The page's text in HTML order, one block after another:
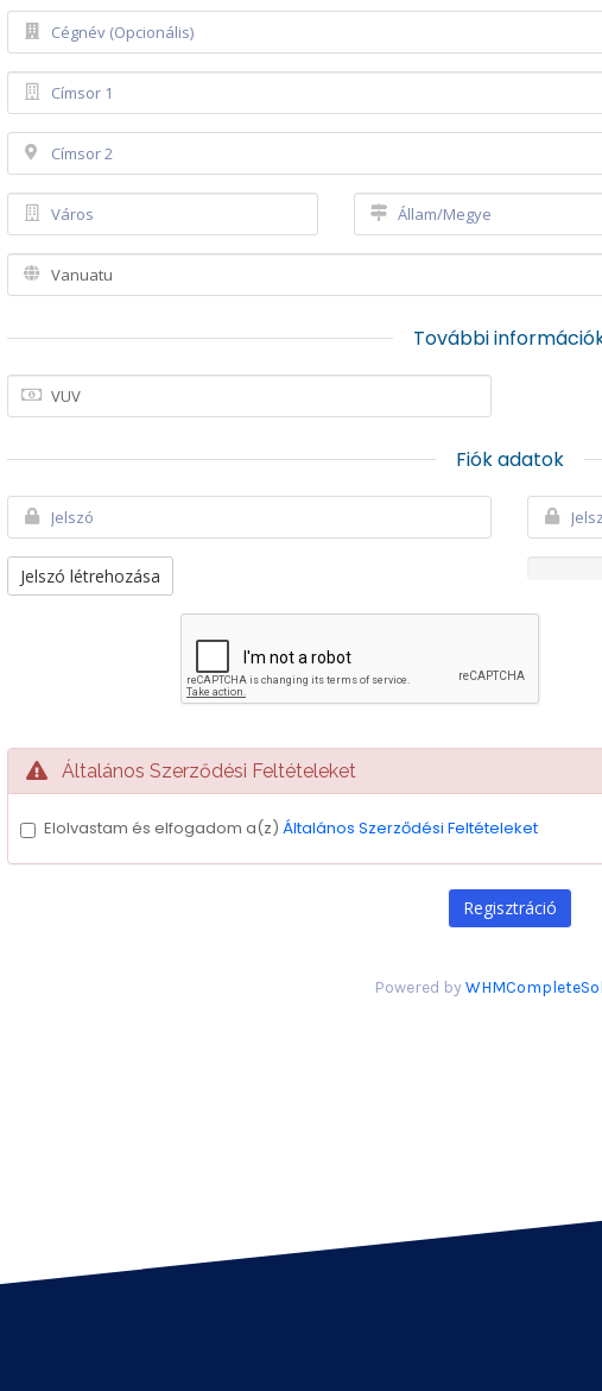
További
Fiók adatok
Jelszó létrehozása
Általános Szerződési Feltételeket
Elolvastam és elfogadom a(z) Általános Szerződési Feltételeket
Powered by